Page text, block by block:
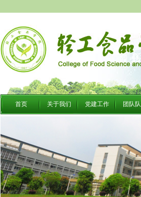
首页 关于我们 党建工作 团队